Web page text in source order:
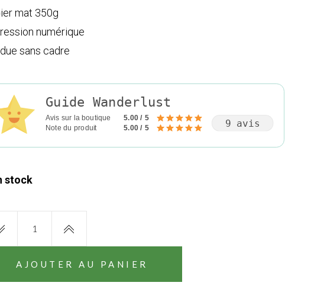
mat 350g
numérique
sans cadre
Guide Wanderlust
Avis sur la boutique
5.00 / 5
Note du produit
5.00 / 5 9 avis
stock
AJOUTER AU PANIER